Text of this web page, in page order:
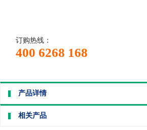
订购热线：
400 6268 168
产品详情
相关产品